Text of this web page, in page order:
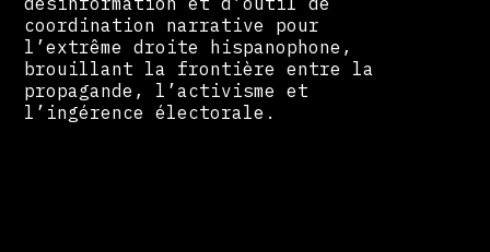
coordination narrative pour
l’extrême droite hispanophone,
brouillant la frontière entre la
propagande, l’activisme et
l’ingérence électorale.